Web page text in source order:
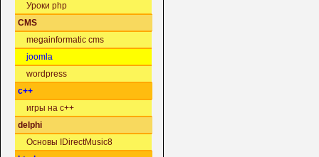
Уроки php
CMS
megainformatic cms
joomla
wordpress
c++
игры на c++
delphi
Основы IDirectMusic8